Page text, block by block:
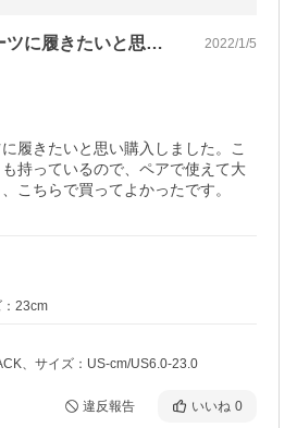
冬の雨・雪用のブーツに履きたいと思い購… 2022/1/5
履きたいと思い購入しました。こ
持っているので、ペアで使えて大
こちらで買ってよかったです。
23cm
、サイズ：US-cm/US6.0-23.0
違反報告 いいね 0